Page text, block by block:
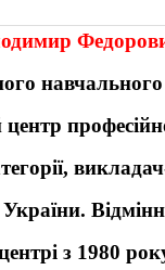
з 1980